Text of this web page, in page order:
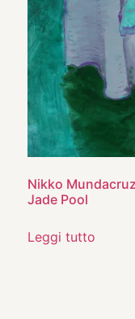
Nikko
Jade Pool
Leggi tutto